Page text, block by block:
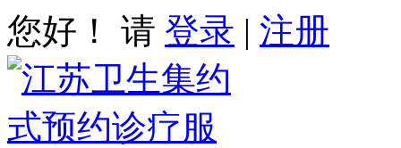
您好！ 请 登录 | 注册